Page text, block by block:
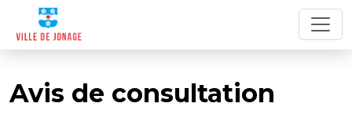
Avis de consultation